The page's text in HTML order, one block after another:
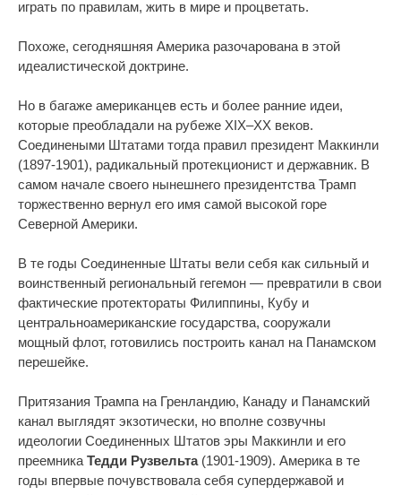
играть по правилам, жить в мире и процветать.
Похоже, сегодняшняя Америка разочарована в этой
идеалистической доктрине.
Но в багаже американцев есть и более ранние идеи,
которые преобладали на рубеже XIX–XX веков.
Соединеными Штатами тогда правил президент Маккинли
(1897-1901), радикальный протекционист и державник. В
самом начале своего нынешнего президентства Трамп
торжественно вернул его имя самой высокой горе
Северной Америки.
В те годы Соединенные Штаты вели себя как сильный и
воинственный региональный гегемон — превратили в свои
фактические протектораты Филиппины, Кубу и
центральноамериканские государства, сооружали
мощный флот, готовились построить канал на Панамском
перешейке.
Притязания Трампа на Гренландию, Канаду и Панамский
канал выглядят экзотически, но вполне созвучны
идеологии Соединенных Штатов эры Маккинли и его
преемника Тедди Рузвельта(1901-1909). Америка в те
годы впервые почувствовала себя супердержавой и